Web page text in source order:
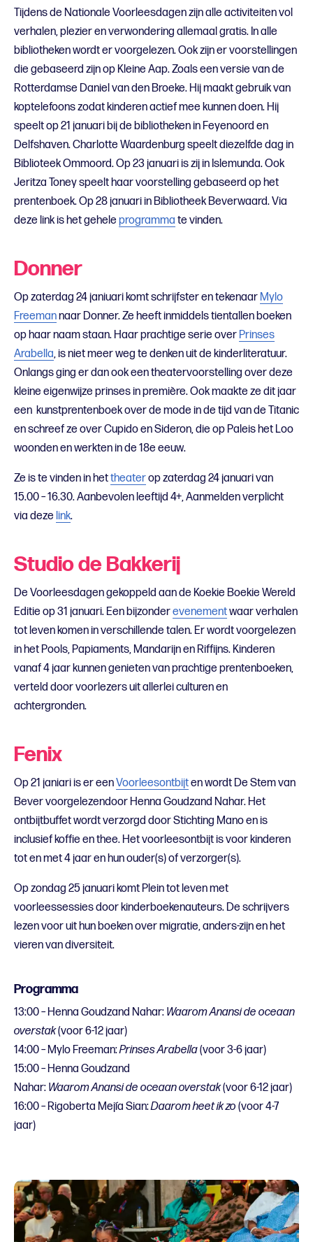
Tijdens de Nationale Voorleesdagen zijn alle activiteiten vol
verhalen, plezier en verwondering allemaal gratis. In alle
bibliotheken wordt er voorgelezen. Ook zijn er voorstellingen
die gebaseerd zijn op Kleine Aap. Zoals een versie van de
Rotterdamse Daniel van den Broeke. Hij maakt gebruik van
koptelefoons zodat kinderen actief mee kunnen doen. Hij
speelt op 21 januari bij de bibliotheken in Feyenoord en
Delfshaven. Charlotte Waardenburg speelt diezelfde dag in
Biblioteek Ommoord. Op 23 januari is zij in Islemunda. Ook
Jeritza Toney speelt haar voorstelling gebaseerd op het
prentenboek. Op 28 januari in Bibliotheek Beverwaard. Via
deze link is het gehele programma te vinden.
Donner
Op zaterdag 24 janiuari komt schrijfster en tekenaarMylo
Freemannaar Donner. Ze heeft inmiddels tientallen boeken
op haar naam staan. Haar prachtige serie overPrinses
Arabella, is niet meer weg te denken uit de kinderliteratuur.
Onlangs ging er dan ook een theatervoorstelling over deze
kleine eigenwijze prinses in première. Ook maakte ze dit jaar
een kunstprentenboek over de mode in de tijd van de Titanic
en schreef ze over Cupido en Sideron, die op Paleis het Loo
woonden en werkten in de 18e eeuw.
Ze is te vinden in hettheaterop zaterdag 24 januari van
15.00 – 16.30. Aanbevolen leeftijd 4+, Aanmelden verplicht
via deze link.
Studio de Bakkerij
De Voorleesdagen gekoppeld aan de Koekie Boekie Wereld
Editie op 31 januari. Een bijzonderevenementwaar verhalen
tot leven komen in verschillende talen. Er wordt voorgelezen
in het Pools, Papiaments, Mandarijn en Riffijns. Kinderen
vanaf 4 jaar kunnen genieten van prachtige prentenboeken,
verteld door voorlezers uit allerlei culturen en
achtergronden.
Fenix
Op 21 janiari is er eenVoorleesontbijten wordt De Stem van
Bever voorgelezendoor Henna Goudzand Nahar. Het
ontbijtbuffet wordt verzorgd door Stichting Mano en is
inclusief koffie en thee. Het voorleesontbijt is voor kinderen
tot en met 4 jaar en hun ouder(s) of verzorger(s).
Op zondag 25 januari komt Plein tot leven met
voorleessessies door kinderboekenauteurs. De schrijvers
lezen voor uit hun boeken over migratie, anders-zijn en het
vieren van diversiteit.
Programma
13:00 – Henna Goudzand Nahar: Waarom Anansi de oceaan
overstak(voor 6-12 jaar)
14:00 – Mylo Freeman:Prinses Arabella(voor 3-6 jaar)
15:00 – Henna Goudzand
Nahar: Waarom Anansi de oceaan overstak(voor 6-12 jaar)
16:00 – Rigoberta Mejía Sian:Daarom heet ik zo (voor 4-7
jaar)